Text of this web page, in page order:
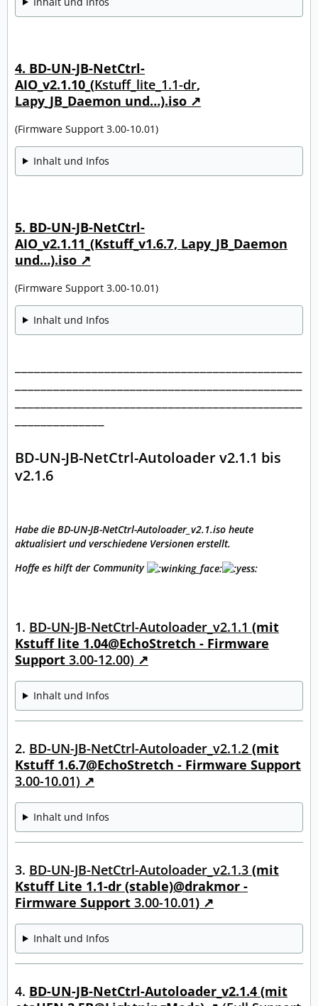
4. BD-UN-JB-NetCtrl-
AIO_v2.1.10_(Kstuff_lite_1.1-dr,
Lapy_JB_Daemon und…).iso
(Firmware Support 3.00-10.01)
Inhalt und Infos
5. BD-UN-JB-NetCtrl-
AIO_v2.1.11_(Kstuff_v1.6.7, Lapy_JB_Daemon
und…).iso
(Firmware Support 3.00-10.01)
Inhalt und Infos
BD-UN-JB-NetCtrl-Autoloader v2.1.1 bis
v2.1.6
Habe die BD-UN-JB-NetCtrl-Autoloader_v2.1.iso heute
aktualisiert und verschiedene Versionen erstellt.
Hoffe es hilft der Community
1. BD-UN-JB-NetCtrl-Autoloader_v2.1.1 (mit
Kstuff lite 1.04@EchoStretch - Firmware
Support 3.00-12.00)
Inhalt und Infos
2. BD-UN-JB-NetCtrl-Autoloader_v2.1.2 (mit
Kstuff 1.6.7@EchoStretch - Firmware Support
3.00-10.01)
Inhalt und Infos
3. BD-UN-JB-NetCtrl-Autoloader_v2.1.3 (mit
Kstuff Lite 1.1-dr (stable)@drakmor -
Firmware Support 3.00-10.01)
Inhalt und Infos
4. BD-UN-JB-NetCtrl-Autoloader_v2.1.4 (mit